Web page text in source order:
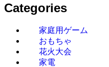
Categories
家庭用ゲーム
おもちゃ
花火大会
家電